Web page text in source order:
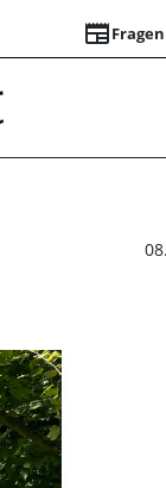
newspaper